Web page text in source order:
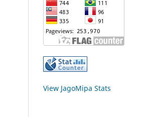
View JagoMipa Stats